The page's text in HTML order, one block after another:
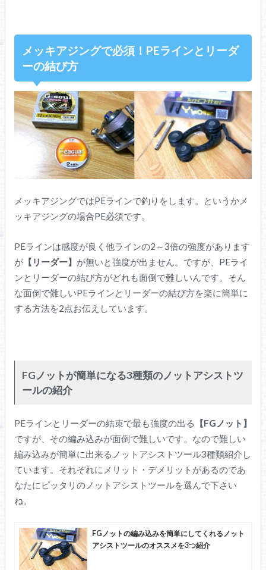
メッキアジングで必須！PEラインとリーダ
ーの結び方
メッキアジングではPEラインで釣りをします。というかメ
ッキアジングの場合PE必須です。
PEラインは感度が良く他ラインの2～3倍の強度があります
が【リーダー】 が無いと強度が出ません。ですが、PEライ
ンとリーダーの結び方がどれも面倒で難しいんです。そん
な面倒で難しいPEラインとリーダーの結び方を楽に簡単に
する方法を2点お伝えしています。
FGノットが簡単になる3種類のノットアシストツ
ールの紹介
PEラインとリーダーの結束で最も強度の出る 【FGノット】
ですが、その編み込みが面倒で難しいです。なので難しい
編み込みが簡単に出来るノットアシストツール3種類紹介し
ています。それぞれにメリット・デメリットがあるのであ
なたにピッタリのノットアシストツールを選んで下さい
ね。
FGノットの編み込みを簡単にしてくれるノット
アシストツールのオススメを3つ紹介